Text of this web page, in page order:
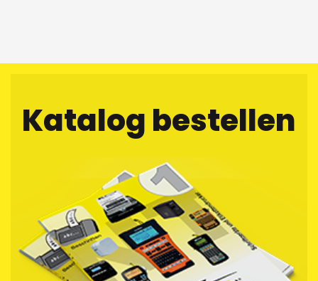
Katalog bestellen